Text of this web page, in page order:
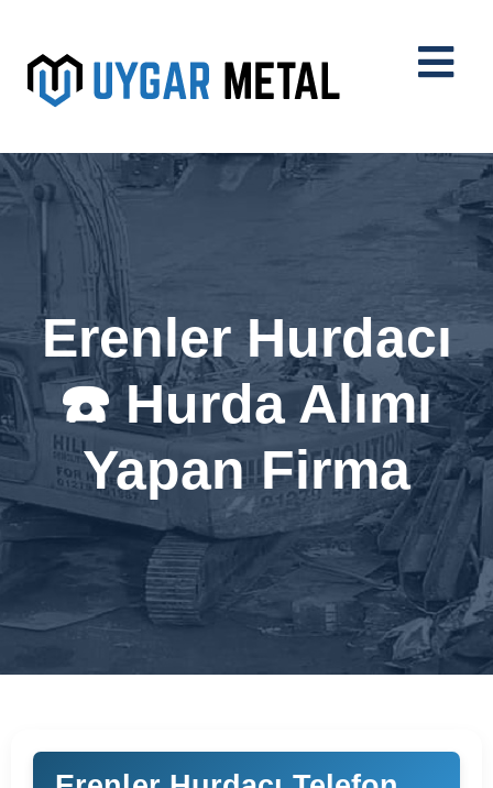
Erenler Hurdacı
☎️ Hurda Alımı
Yapan Firma